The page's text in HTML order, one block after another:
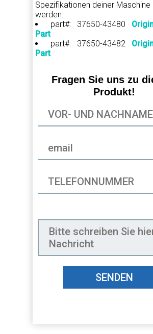
Spezifikationen deiner Maschine
werden.
part#: 37650-43480
Part
part#: 37650-43482
Part
Fragen Sie uns zu
Produkt!
SENDEN